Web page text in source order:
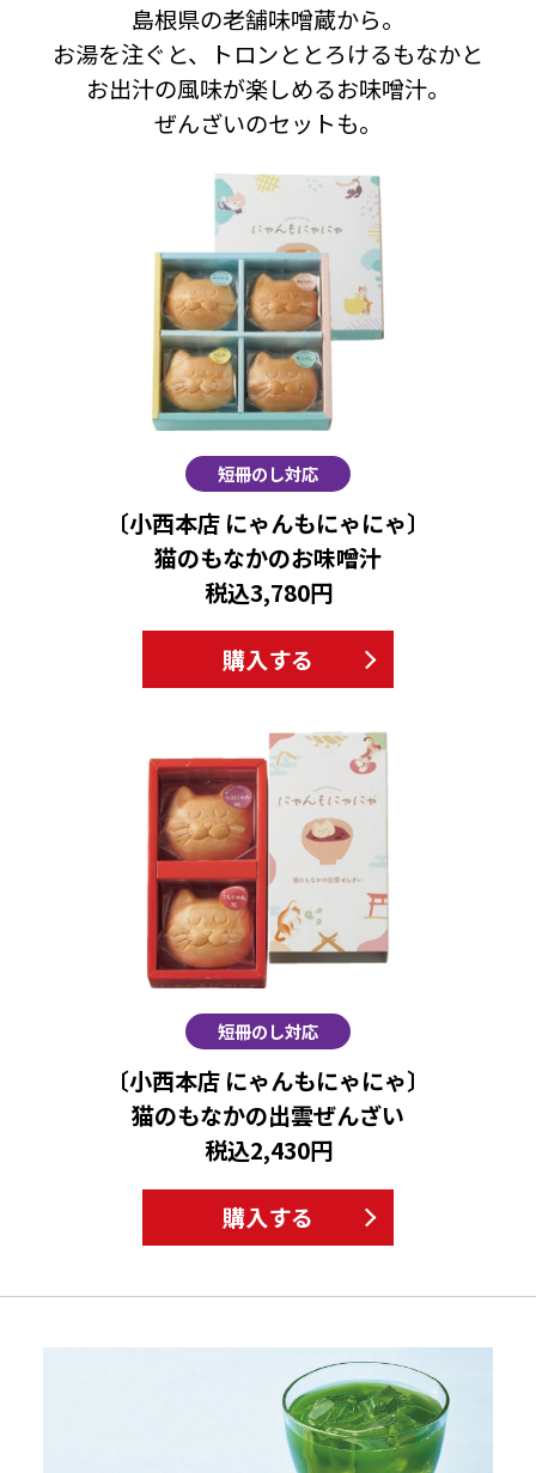
島根県の老舗味噌蔵から。
お湯を注ぐと、トロンととろけるもなかと
お出汁の風味が楽しめるお味噌汁。
ぜんざいのセットも。
短冊のし対応
〔小西本店 にゃんもにゃにゃ〕
猫のもなかのお味噌汁
税込3,780円
購入する
短冊のし対応
〔小西本店 にゃんもにゃにゃ〕
猫のもなかの出雲ぜんざい
税込2,430円
購入する